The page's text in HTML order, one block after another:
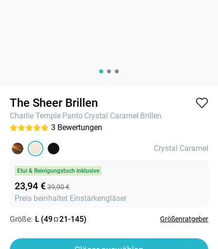
The Sheer Brillen
Charlie Temple Panto Crystal Caramel Brillen
3 Bewertungen
Crystal Caramel
Etui & Reinigungstuch inklusive
23,94 €39,90 €
Preis beinhaltet Einstärkengläser
Größe: L (49 21-145) Größenratgeber